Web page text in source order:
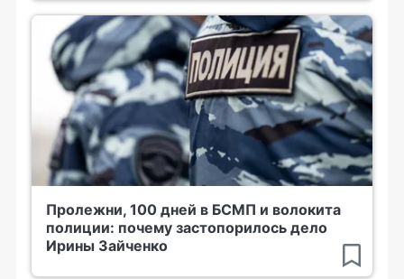
Пролежни, 100 дней в БСМП и волокита
полиции: почему застопорилось дело
Ирины Зайченко